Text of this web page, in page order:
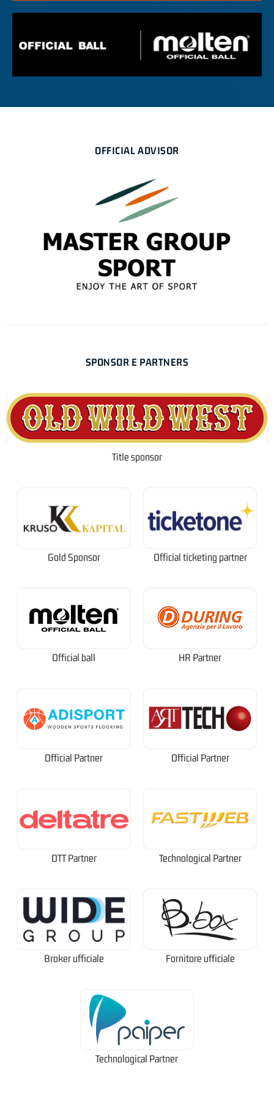
OFFICIAL ADVISOR
SPONSOR E PARTNERS
Title sponsor
Gold Sponsor Official ticketing partner
Official ball HR Partner
Official Partner Official Partner
OTT Partner Technological Partner
Broker ufficiale Fornitore ufficiale
Technological Partner